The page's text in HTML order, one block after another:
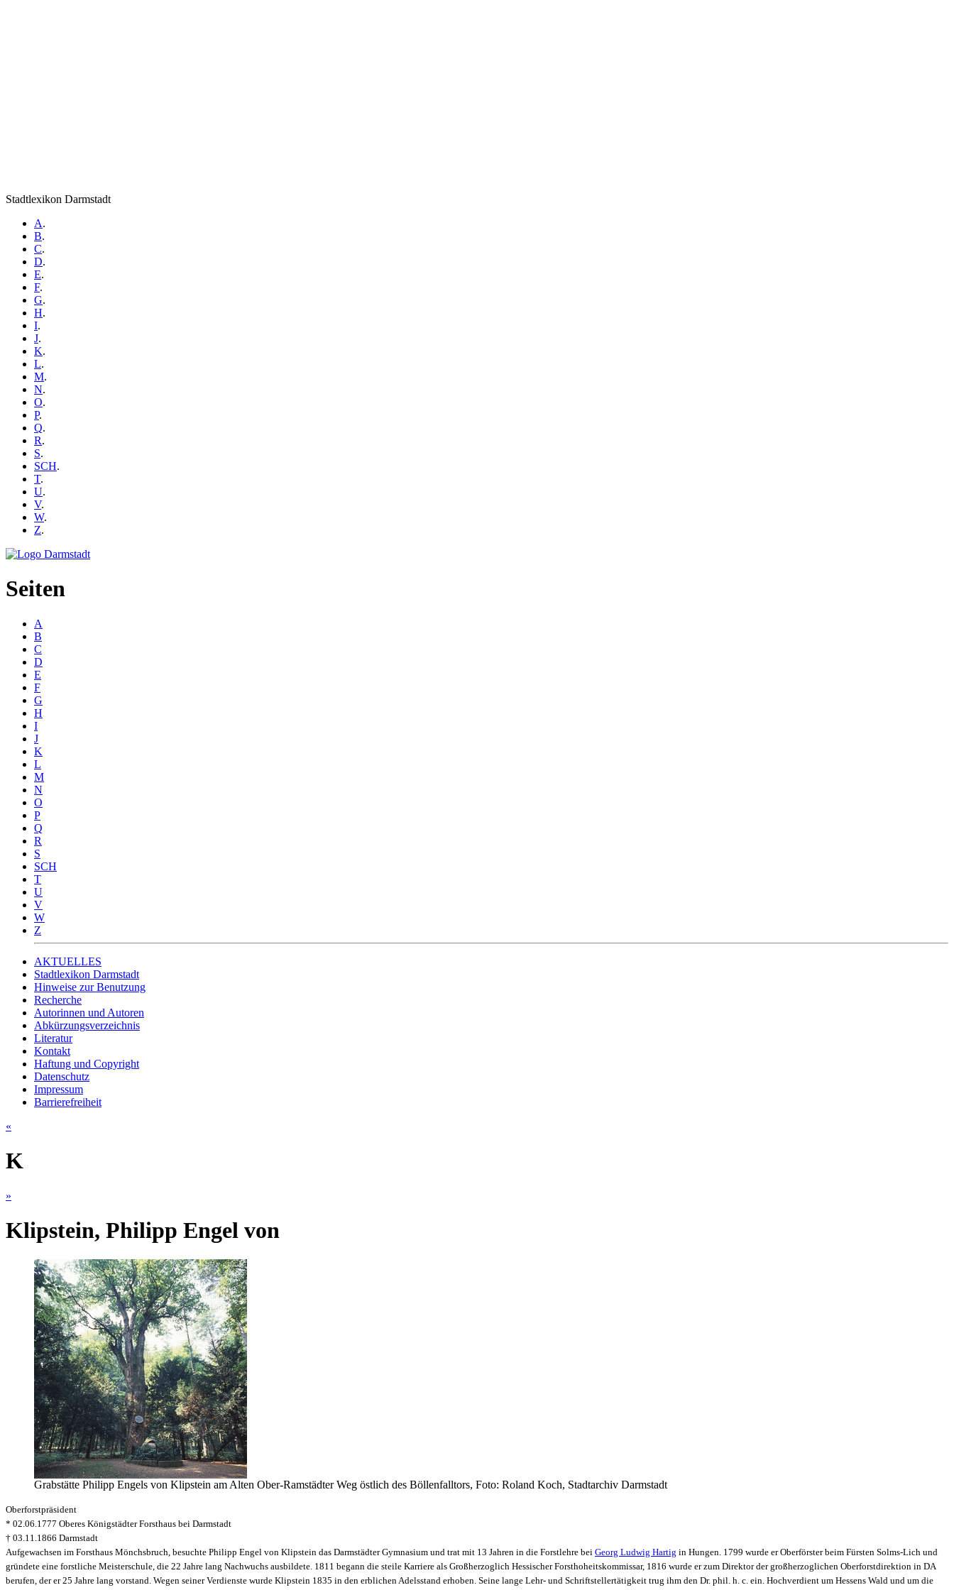
Stadtlexikon Darmstadt
A.
B.
C.
D.
E.
F.
G.
H.
I.
J.
K.
L.
M.
N.
O.
P.
Q.
R.
S.
SCH.
T.
U.
V.
W.
Z.
Seiten
A
B
C
D
E
F
G
H
I
J
K
L
M
N
O
P
Q
R
S
SCH
T
U
V
W
Z
AKTUELLES
Stadtlexikon Darmstadt
Hinweise zur Benutzung
Recherche
Autorinnen und Autoren
Abkürzungsverzeichnis
Literatur
Kontakt
Haftung und Copyright
Datenschutz
Impressum
Barrierefreiheit
«
K
»
Klipstein, Philipp Engel von
Grabstätte Philipp Engels von Klipstein am Alten Ober-Ramstädter Weg östlich des Böllenfalltors, Foto: Roland Koch, Stadtarchiv Darmstadt
Oberforstpräsident
* 02.06.1777 Oberes Königstädter Forsthaus bei Darmstadt
† 03.11.1866 Darmstadt
Aufgewachsen im Forsthaus Mönchsbruch, besuchte Philipp Engel von Klipstein das Darmstädter Gymnasium und trat mit 13 Jahren in die Forstlehre bei Georg Ludwig Hartig in Hungen. 1799 wurde er Oberförster beim Fürsten Solms-Lich und
gründete eine forstliche Meisterschule, die 22 Jahre lang Nachwuchs ausbildete. 1811 begann die steile Karriere als Großherzoglich Hessischer Forsthoheitskommissar, 1816 wurde er zum Direktor der großherzoglichen Oberforstdirektion in DA
berufen, der er 25 Jahre lang vorstand. Wegen seiner Verdienste wurde Klipstein 1835 in den erblichen Adelsstand erhoben. Seine lange Lehr- und Schriftstellertätigkeit trug ihm den Dr. phil. h. c. ein. Hochverdient um Hessens Wald und um die